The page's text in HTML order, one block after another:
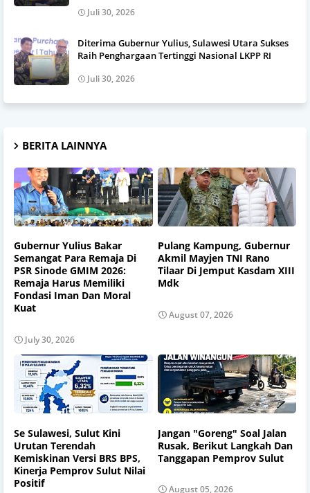
Juli 30, 2026
Diterima Gubernur Yulius, Sulawesi Utara Sukses
Raih Penghargaan Tertinggi Nasional LKPP RI
Juli 30, 2026
BERITA LAINNYA
Gubernur Yulius Bakar
Semangat Para Remaja Di
PSR Sinode GMIM 2026:
Remaja Harus Memiliki
Fondasi Iman Dan Moral
Kuat
July 30, 2026
Pulang Kampung, Gubernur
Akmil Mayjen TNI Rano
Tilaar Di Jemput Kasdam XIII
Mdk
August 07, 2026
Se Sulawesi, Sulut Kini
Urutan Terendah
Kemiskinan Versi BRS BPS,
Kinerja Pemprov Sulut Nilai
Positif
Jangan "Goreng" Soal Jalan
Rusak, Berikut Langkah Dan
Tanggapan Pemprov Sulut
August 05, 2026